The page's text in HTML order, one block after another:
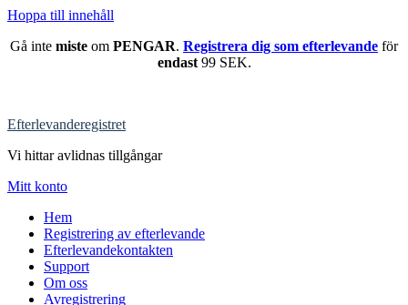
Hoppa till innehåll
Gå inte miste om PENGAR. Registrera dig som efterlevande för
endast99 SEK.
Efterlevanderegistret
Vi hittar avlidnas tillgångar
Mitt konto
Hem
Registrering av efterlevande
Efterlevandekontakten
Support
Om oss
Avregistrering